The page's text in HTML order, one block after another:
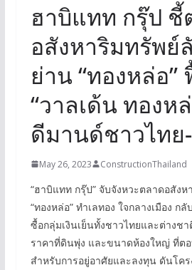
ฮาบิแทท กรุ๊ป ชี้
อสังหาริมทรัพย์
ย่าน “ทองหล่อ”
“วาลเด้น ทองห
ดีมานด์ชาวไทย
May 26, 2023 ConstructionThailand
“ฮาบิแทท กรุ๊ป” จับจังหวะตลาดอสัง
“ทองหล่อ” ทำเลทอง ใจกลางเมือง ก
ซื้อกลุ่มเงินเย็นทั้งชาวไทยและต่างช
ราคาที่ดินพุ่ง และขนาดห้องใหญ่ ที่ต
สำหรับการอยู่อาศัยและลงทุน ดันโคร